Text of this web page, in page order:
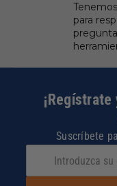
para
Suscríbete